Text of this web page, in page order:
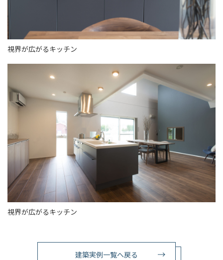
視界が広がるキッチン
視界が広がるキッチン
建築実例一覧へ戻る